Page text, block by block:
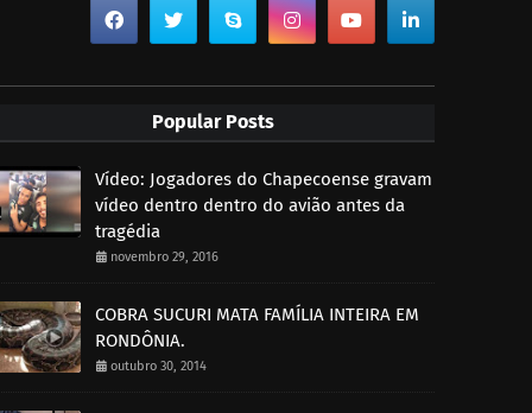
Popular Posts
Vídeo: Jogadores do Chapecoense gravam
vídeo dentro dentro do avião antes da
tragédia
novembro 29, 2016
COBRA SUCURI MATA FAMÍLIA INTEIRA EM
RONDÔNIA.
outubro 30, 2014